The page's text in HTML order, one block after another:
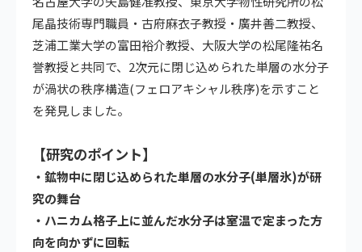
尾晶技術専門職員・古府麻衣子教授・廣井善二教授、
芝浦工業大学の富田裕介教授、大阪大学の松尾隆祐名
誉教授と共同で、2次元に閉じ込められた単層の水分子
が渦状の秩序構造(フェロアキシャル秩序)を示すこと
を発見しました。
【研究のポイント】
・鉱物中に閉じ込められた単層の水分子(単層氷)が研
究の舞台
・ハニカム格子上に並んだ水分子は室温で定まった方
向を向かずに回転